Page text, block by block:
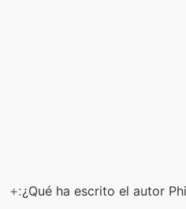
+:¿Qué ha escrito el autor